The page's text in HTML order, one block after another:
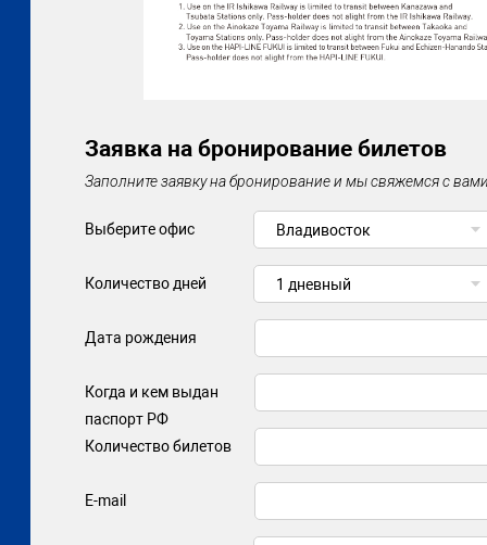
Заявка на бронирование билетов
Заполните заявку на бронирование и мы свяжемся с
Выберите офис Владивосток
Количество дней 1 дневный
Дата рождения
Когда и кем выдан
паспорт РФ
Количество билетов
E-mail